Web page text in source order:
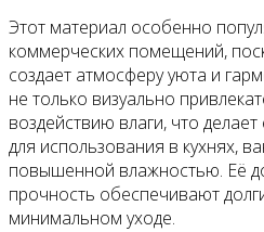
Этот материал особенно
коммерческих помещений,
создает атмосферу уюта и
не только визуально
воздействию влаги, что
для использования в кухнях,
повышенной влажностью. Её
прочность обеспечивают
минимальном уходе.